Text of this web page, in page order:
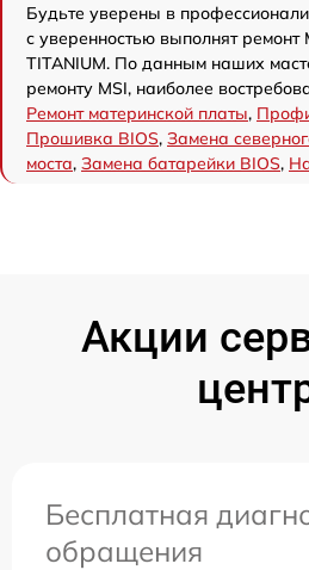
Будьте уверены в
с уверенностью выполнят ремонт
TITANIUM. По данным наших
ремонту MSI, наиболее
Ремонт материнской платы,
Прошивка BIOS, Замена
моста, Замена батарейки BIOS,
Акции
Бесплатная
обращения